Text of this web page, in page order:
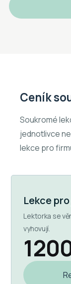
Ceník
Soukromé
jednotlivce
lekce pro
Lekce
Lektorka se
vyhovují.